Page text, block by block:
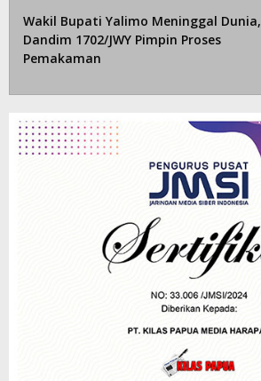
Wakil Bupati Yalimo Meninggal Dunia,
Dandim 1702/JWY Pimpin Proses
Pemakaman